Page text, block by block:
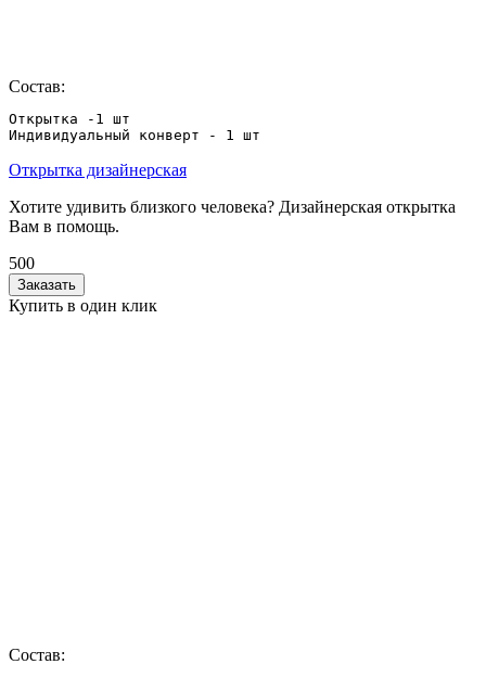
Состав:
Открытка -1 шт
Индивидуальный конверт - 1 шт
Открытка дизайнерская
Хотите удивить близкого человека? Дизайнерская открытка
Вам в помощь.
500
Заказать
Купить в один клик
Состав: